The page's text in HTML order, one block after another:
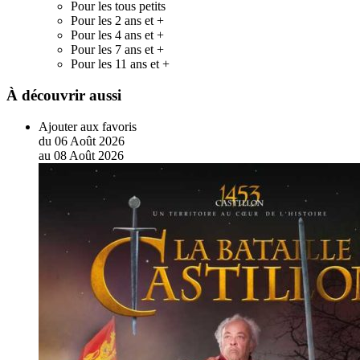
Pour les tous petits
Pour les 2 ans et +
Pour les 4 ans et +
Pour les 7 ans et +
Pour les 11 ans et +
À découvrir aussi
Ajouter aux favoris
du 06 Août 2026
au 08 Août 2026